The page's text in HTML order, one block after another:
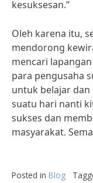
kesuksesan.”
Oleh karena itu,
mendorong
mencari
para pengusaha
untuk belajar
suatu hari nanti
sukses dan
masyarakat.
Posted in Blog